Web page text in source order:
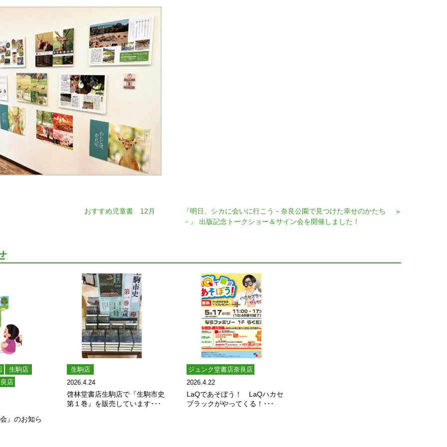
おすすめ児童書 12月
『明日、シカに会いに行こう－奈良公園で見つけた幸せのかたち
－』 出版記念トークショー＆サイン会を開催しました！
»
生駒店
店
』のお知ら
生駒店
2026.4.24
啓林堂書店生駒店で『生駒市史
第１巻』を販売しています･･･
ジュンク堂書店奈良店
2026.4.22
LaQであそぼう！ LaQハカセ
ブラックがやってくる！･･･